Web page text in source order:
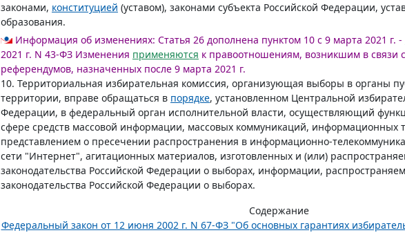
законами, конституцией (уставом), законами субъекта Российской Федерации,
образования.
Информация об изменениях: Статья 26 дополнена пунктом 10 с 9 марта 2021 г. -
2021 г. N 43-ФЗ Изменения применяются к правоотношениям, возникшим в связи
референдумов, назначенных после 9 марта 2021 г.
10. Территориальная избирательная комиссия, организующая выборы в органы
территории, вправе обращаться в порядке, установленном Центральной
Федерации, в федеральный орган исполнительной власти, осуществляющий
сфере средств массовой информации, массовых коммуникаций, информационных
представлением о пресечении распространения в информационно-
сети "Интернет", агитационных материалов, изготовленных и (или)
законодательства Российской Федерации о выборах, информации,
законодательства Российской Федерации о выборах.
Содержание
Федеральный закон от 12 июня 2002 г. N 67-ФЗ "Об основных гарантиях